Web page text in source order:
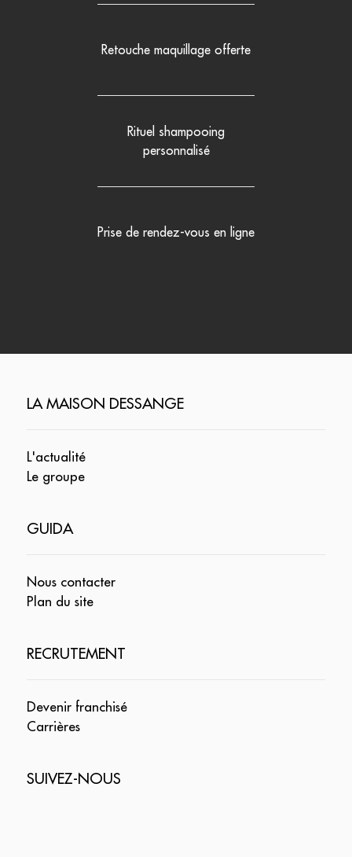
Retouche maquillage offerte
Rituel shampooing
personnalisé
Prise de rendez-vous en ligne
LA MAISON DESSANGE
L'actualité
Le groupe
GUIDA
Nous contacter
Plan du site
RECRUTEMENT
Devenir franchisé
Carrières
SUIVEZ-NOUS